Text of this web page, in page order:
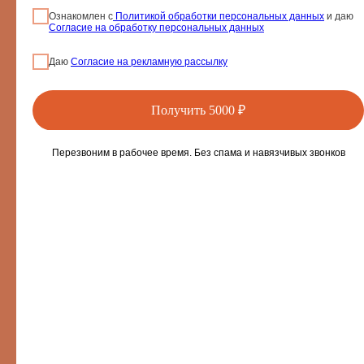
Sun&City Проспект Мира
Банный переулок, д.3
Ознакомлен с Политикой обработки персональных данных и даю
Согласие на обработку персональных данных
Даю Согласие на рекламную рассылку
Получить 5000 ₽
Перезвоним в рабочее время. Без спама и навязчивых звонков